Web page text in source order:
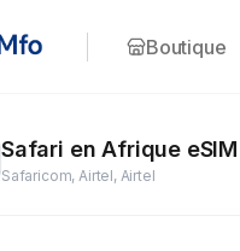
Boutique
Safari en Afrique
Safaricom, Airtel, Airtel